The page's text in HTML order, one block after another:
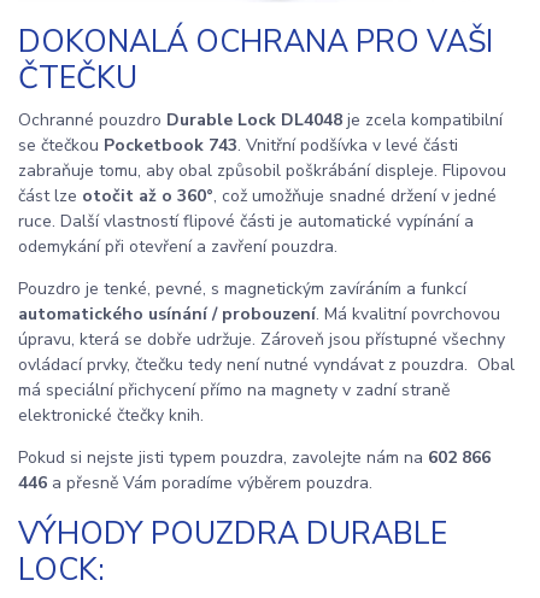
DOKONALÁ OCHRANA PRO VAŠI
ČTEČKU
Ochranné pouzdro Durable Lock DL4048 je zcela kompatibilní
se čtečkou Pocketbook 743. Vnitřní podšívka v levé části
zabraňuje tomu, aby obal způsobil poškrábání displeje. Flipovou
část lze otočit až o 360°, což umožňuje snadné držení v jedné
ruce. Další vlastností flipové části je automatické vypínání a
odemykání při otevření a zavření pouzdra.
Pouzdro je tenké, pevné, s magnetickým zavíráním a funkcí
automatického usínání / probouzení. Má kvalitní povrchovou
úpravu, která se dobře udržuje. Zároveň jsou přístupné všechny
ovládací prvky, čtečku tedy není nutné vyndávat z pouzdra. Obal
má speciální přichycení přímo na magnety v zadní straně
elektronické čtečky knih.
Pokud si nejste jisti typem pouzdra, zavolejte nám na 602 866
446 a přesně Vám poradíme výběrem pouzdra.
VÝHODY POUZDRA DURABLE
LOCK: